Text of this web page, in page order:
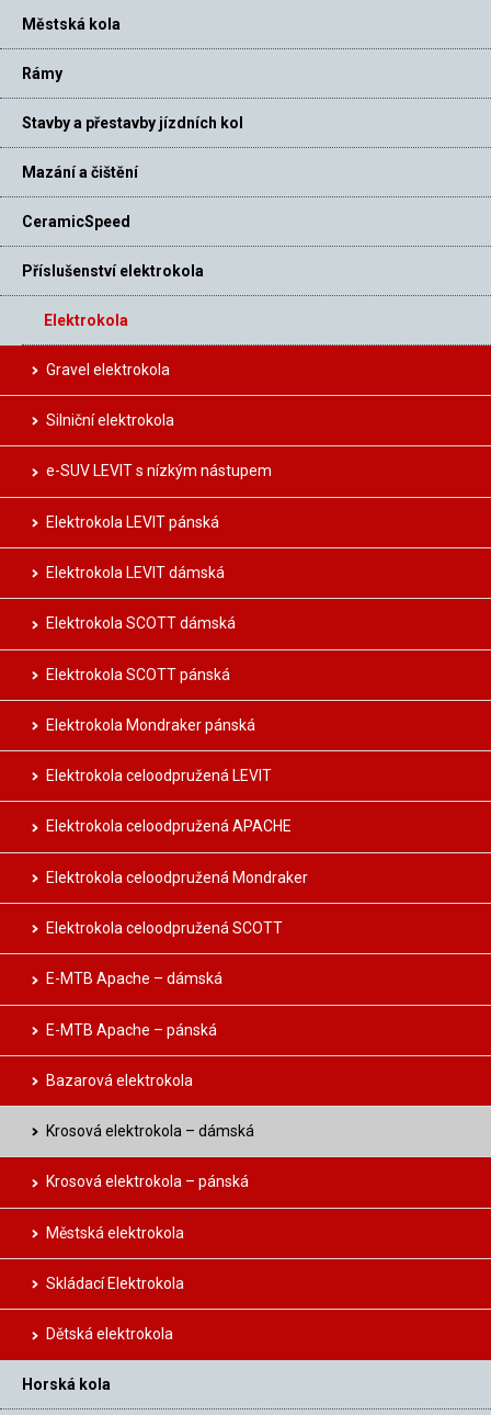
Městská kola
Rámy
Stavby a přestavby jízdních kol
Mazání a čištění
CeramicSpeed
Příslušenství elektrokola
Elektrokola
Gravel elektrokola
Silniční elektrokola
e-SUV LEVIT s nízkým nástupem
Elektrokola LEVIT pánská
Elektrokola LEVIT dámská
Elektrokola SCOTT dámská
Elektrokola SCOTT pánská
Elektrokola Mondraker pánská
Elektrokola celoodpružená LEVIT
Elektrokola celoodpružená APACHE
Elektrokola celoodpružená Mondraker
Elektrokola celoodpružená SCOTT
E-MTB Apache – dámská
E-MTB Apache – pánská
Bazarová elektrokola
Krosová elektrokola – dámská
Krosová elektrokola – pánská
Městská elektrokola
Skládací Elektrokola
Dětská elektrokola
Horská kola